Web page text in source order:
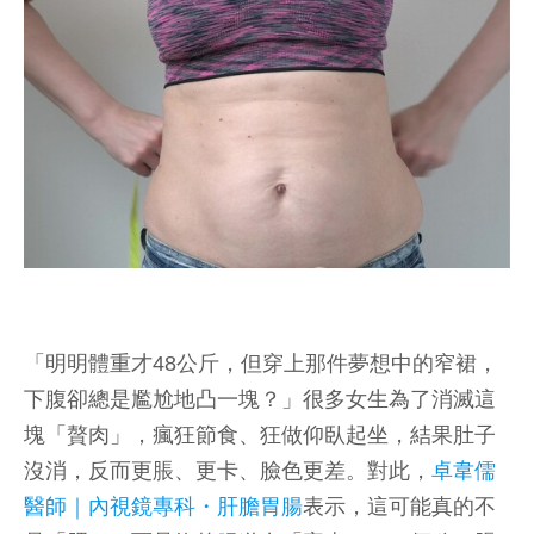
「明明體重才48公斤，但穿上那件夢想中的窄裙，
下腹卻總是尷尬地凸一塊？」很多女生為了消滅這
塊「贅肉」，瘋狂節食、狂做仰臥起坐，結果肚子
沒消，反而更脹、更卡、臉色更差。對此， 卓韋儒
醫師｜內視鏡專科・肝膽胃腸表示，這可能真的不